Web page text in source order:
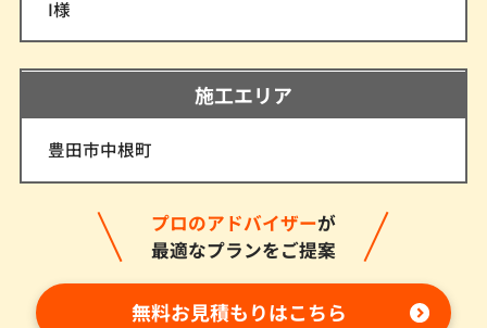
I様
施工エリア
豊田市中根町
プロのアドバイザーが
最適なプランをご提案
無料お見積もりはこちら